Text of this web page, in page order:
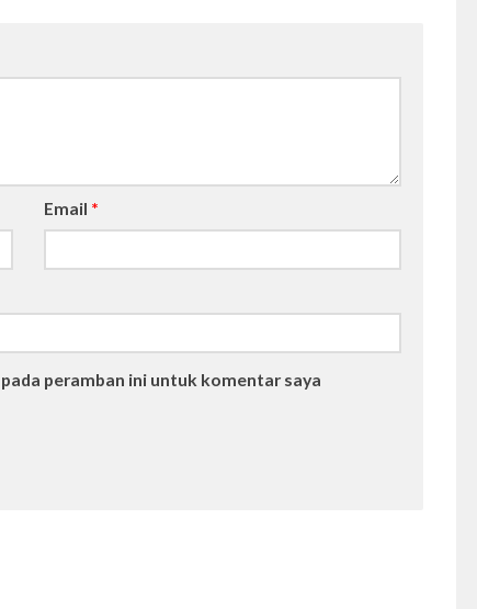
Email *
peramban ini untuk komentar saya